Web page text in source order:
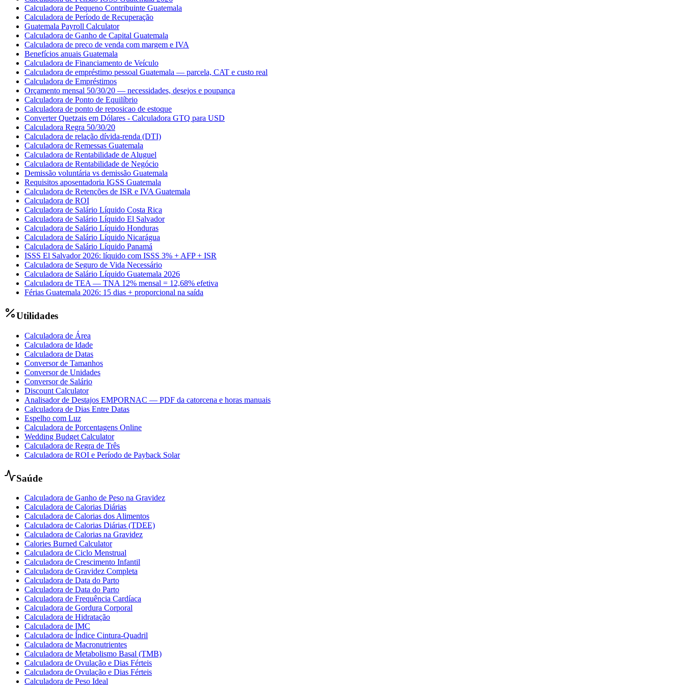
Calculadora de Pequeno Contribuinte Guatemala
Calculadora de Período de Recuperação
Guatemala Payroll Calculator
Calculadora de Ganho de Capital Guatemala
Calculadora de preco de venda com margem e IVA
Benefícios anuais Guatemala
Calculadora de Financiamento de Veículo
Calculadora de empréstimo pessoal Guatemala — parcela, CAT e custo real
Calculadora de Empréstimos
Orçamento mensal 50/30/20 — necessidades, desejos e poupança
Calculadora de Ponto de Equilíbrio
Calculadora de ponto de reposicao de estoque
Converter Quetzais em Dólares - Calculadora GTQ para USD
Calculadora Regra 50/30/20
Calculadora de relação dívida-renda (DTI)
Calculadora de Remessas Guatemala
Calculadora de Rentabilidade de Aluguel
Calculadora de Rentabilidade de Negócio
Demissão voluntária vs demissão Guatemala
Requisitos aposentadoria IGSS Guatemala
Calculadora de Retenções de ISR e IVA Guatemala
Calculadora de ROI
Calculadora de Salário Líquido Costa Rica
Calculadora de Salário Líquido El Salvador
Calculadora de Salário Líquido Honduras
Calculadora de Salário Líquido Nicarágua
Calculadora de Salário Líquido Panamá
ISSS El Salvador 2026: líquido com ISSS 3% + AFP + ISR
Calculadora de Seguro de Vida Necessário
Calculadora de Salário Líquido Guatemala 2026
Calculadora de TEA — TNA 12% mensal = 12,68% efetiva
Férias Guatemala 2026: 15 dias + proporcional na saída
Utilidades
Calculadora de Área
Calculadora de Idade
Calculadora de Datas
Conversor de Tamanhos
Conversor de Unidades
Conversor de Salário
Discount Calculator
Analisador de Destajos EMPORNAC — PDF da catorcena e horas manuais
Calculadora de Dias Entre Datas
Espelho com Luz
Calculadora de Porcentagens Online
Wedding Budget Calculator
Calculadora de Regra de Três
Calculadora de ROI e Período de Payback Solar
Saúde
Calculadora de Ganho de Peso na Gravidez
Calculadora de Calorias Diárias
Calculadora de Calorias dos Alimentos
Calculadora de Calorias Diárias (TDEE)
Calculadora de Calorias na Gravidez
Calories Burned Calculator
Calculadora de Ciclo Menstrual
Calculadora de Crescimento Infantil
Calculadora de Gravidez Completa
Calculadora de Data do Parto
Calculadora de Data do Parto
Calculadora de Frequência Cardíaca
Calculadora de Gordura Corporal
Calculadora de Hidratação
Calculadora de IMC
Calculadora de Índice Cintura-Quadril
Calculadora de Macronutrientes
Calculadora de Metabolismo Basal (TMB)
Calculadora de Ovulação e Dias Férteis
Calculadora de Ovulação e Dias Férteis
Calculadora de Peso Ideal